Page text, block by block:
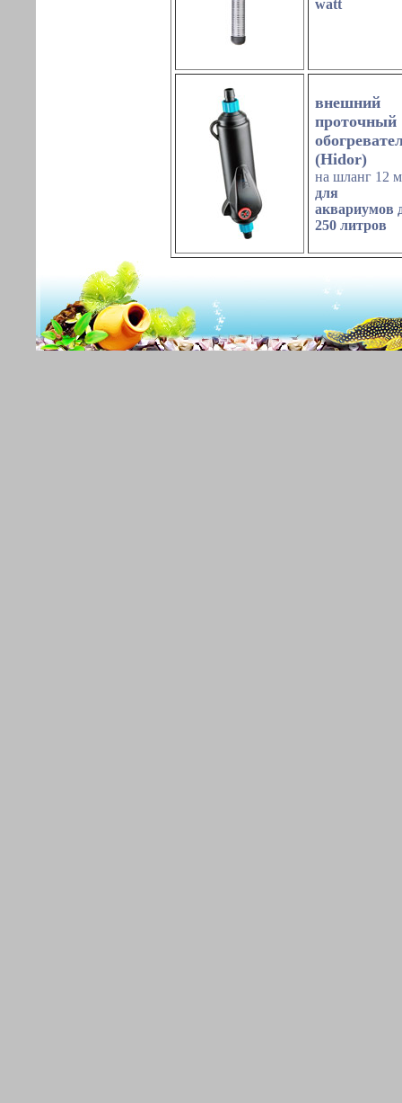
watt
внешний
проточный
(Hidor)
на шланг 12
для
аквариумов
250 литров